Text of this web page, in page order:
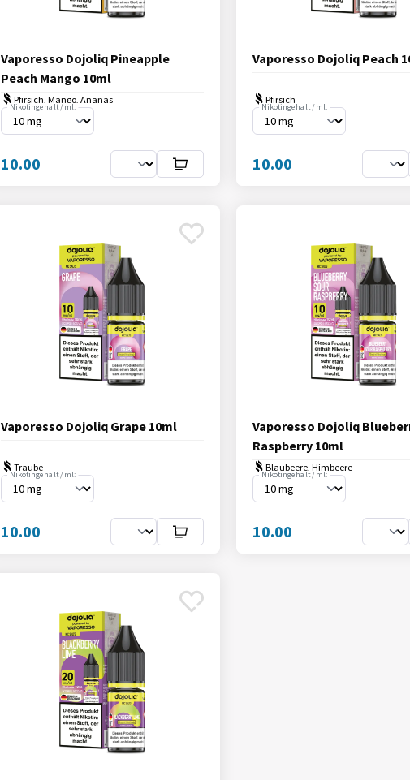
Vaporesso Dojoliq Pineapple
Peach Mango 10ml
Pfirsich, Mango, Ananas
Nikotingehalt / ml:
10.00
Vaporesso Dojoliq Peach
Pfirsich
Nikotingehalt / ml:
10.00
Vaporesso Dojoliq Grape 10ml
Traube
Nikotingehalt / ml:
10.00
Vaporesso Dojoliq
Raspberry 10ml
Blaubeere, Himbeere
Nikotingehalt / ml:
10.00